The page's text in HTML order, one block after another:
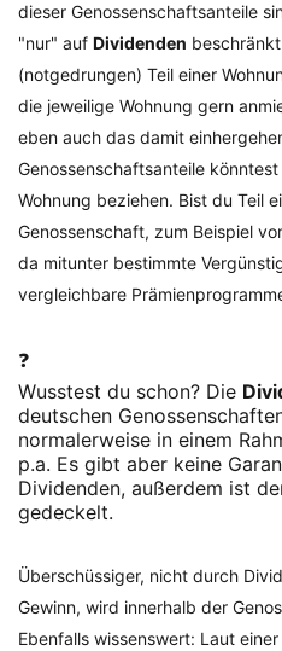
dieser Genossenschaftsanteile
"nur" auf Dividenden
(notgedrungen) Teil einer
die jeweilige Wohnung gern
eben auch das damit
Genossenschaftsanteile
Wohnung beziehen. Bist du Teil
Genossenschaft, zum Beispiel
da mitunter bestimmte
vergleichbare
❓
Wusstest du schon? Die
deutschen
normalerweise in einem
p.a. Es gibt aber keine
Dividenden, außerdem ist
gedeckelt.
Überschüssiger, nicht durch
Gewinn, wird innerhalb der
Ebenfalls wissenswert: Laut